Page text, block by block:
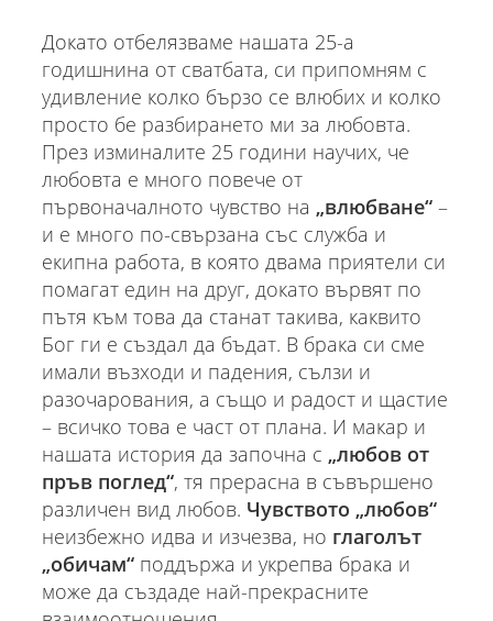
Докато отбелязваме нашата 25-а
годишнина от сватбата, си припомням с
удивление колко бързо се влюбих и колко
просто бе разбирането ми за любовта.
През изминалите 25 години научих, че
любовта е много повече от
първоначалното чувство на „влюбване“–
и е много по-свързана със служба и
екипна работа, в която двама приятели си
помагат един на друг, докато вървят по
пътя към това да станат такива, каквито
Бог ги е създал да бъдат. В брака си сме
имали възходи и падения, сълзи и
разочарования, а също и радост и щастие
– всичко това е част от плана. И макар и
нашата история да започна с „любов от
пръв поглед“, тя прерасна в съвършено
различен вид любов. Чувството „любов“
неизбежно идва и изчезва, но глаголът
„обичам“поддържа и укрепва брака и
може да създаде най-прекрасните